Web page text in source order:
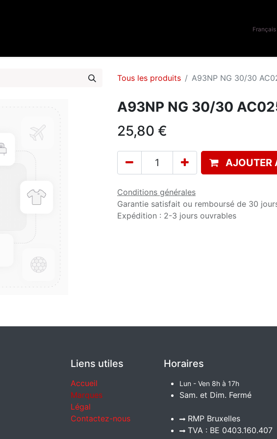
Français
Tous les produits A93NP NG 30/30
A93NP NG 30/30
25,80 €
AJOUTER
Conditions générales
Garantie satisfait ou remboursé de 30
Expédition : 2-3 jours ouvrables
Liens utiles
Accueil
Marques
Légal
Contactez-nous
Horaires
Lun - Ven 8h à 17h
Sam. et Dim. Fermé
RMP Bruxelles
TVA : BE 0403.160.407